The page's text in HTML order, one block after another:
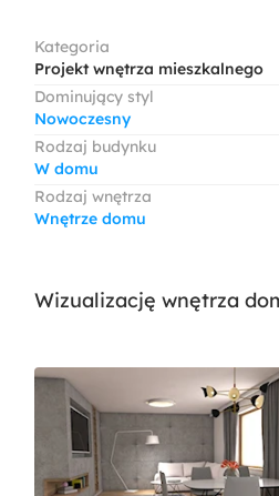
Kategoria
Projekt wnętrza mieszkalnego
Dominujący styl
Nowoczesny
Rodzaj budynku
W domu
Rodzaj wnętrza
Wnętrze domu
Wizualizację wnętrza